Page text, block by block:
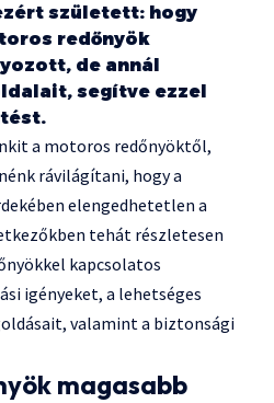
született: hogy
redőnyök
de annál
segítve ezzel
a motoros redőnyöktől,
rávilágítani, hogy a
elengedhetetlen a
tehát részletesen
kapcsolatos
igényeket, a lehetséges
valamint a biztonsági
magasabb